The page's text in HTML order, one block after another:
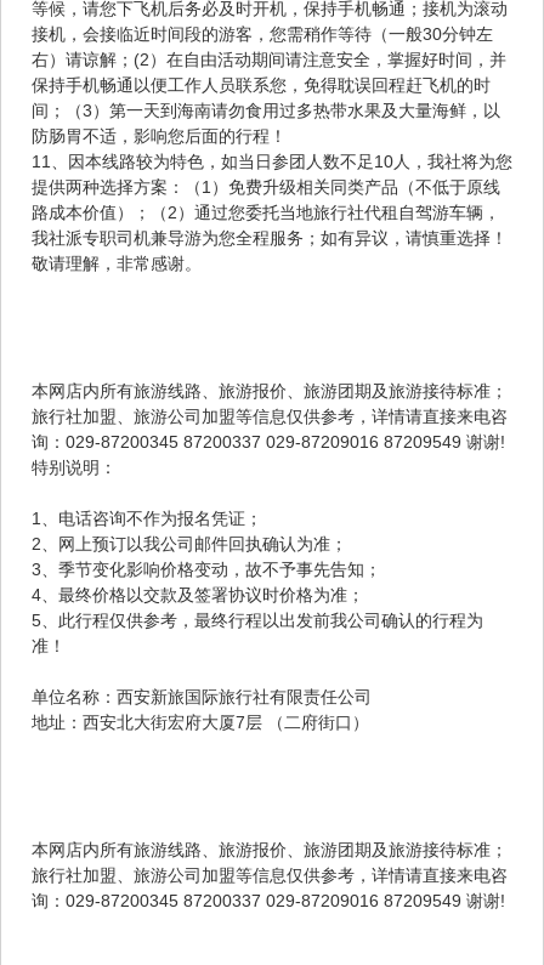
等候，请您下飞机后务必及时开机，保持手机畅通；接机为滚动
接机，会接临近时间段的游客，您需稍作等待（一般30分钟左
右）请谅解；(2）在自由活动期间请注意安全，掌握好时间，并
保持手机畅通以便工作人员联系您，免得耽误回程赶飞机的时
间；（3）第一天到海南请勿食用过多热带水果及大量海鲜，以
防肠胃不适，影响您后面的行程！
11、因本线路较为特色，如当日参团人数不足10人，我社将为您
提供两种选择方案：（1）免费升级相关同类产品（不低于原线
路成本价值）；（2）通过您委托当地旅行社代租自驾游车辆，
我社派专职司机兼导游为您全程服务；如有异议，请慎重选择！
敬请理解，非常感谢。
本网店内所有旅游线路、旅游报价、旅游团期及旅游接待标准；
旅行社加盟、旅游公司加盟等信息仅供参考，详情请直接来电咨
询：029-87200345 87200337 029-87209016 87209549 谢谢!
特别说明：
1、电话咨询不作为报名凭证；
2、网上预订以我公司邮件回执确认为准；
3、季节变化影响价格变动，故不予事先告知；
4、最终价格以交款及签署协议时价格为准；
5、此行程仅供参考，最终行程以出发前我公司确认的行程为
准！
单位名称：西安新旅国际旅行社有限责任公司
地址：西安北大街宏府大厦7层 （二府街口）
本网店内所有旅游线路、旅游报价、旅游团期及旅游接待标准；
旅行社加盟、旅游公司加盟等信息仅供参考，详情请直接来电咨
询：029-87200345 87200337 029-87209016 87209549 谢谢!